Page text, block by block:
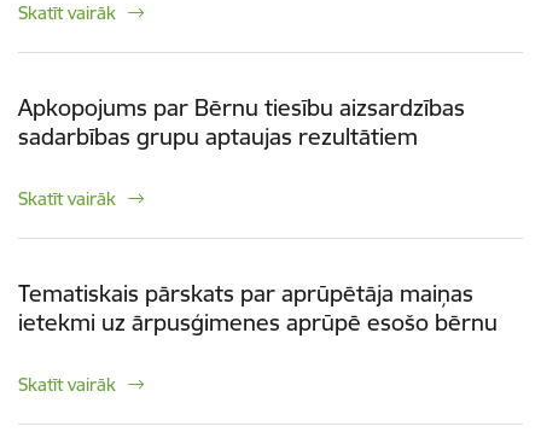
Skatīt vairāk
Apkopojums par Bērnu tiesību aizsardzības
sadarbības grupu aptaujas rezultātiem
Skatīt vairāk
Tematiskais pārskats par aprūpētāja maiņas
ietekmi uz ārpusģimenes aprūpē esošo bērnu
Skatīt vairāk